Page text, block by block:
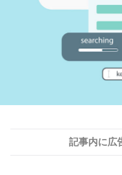
記事内に広